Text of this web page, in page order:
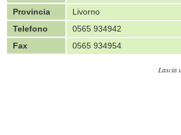
Provincia
Livorno
Telefono
0565 934942
Fax
0565 934954
Lascia